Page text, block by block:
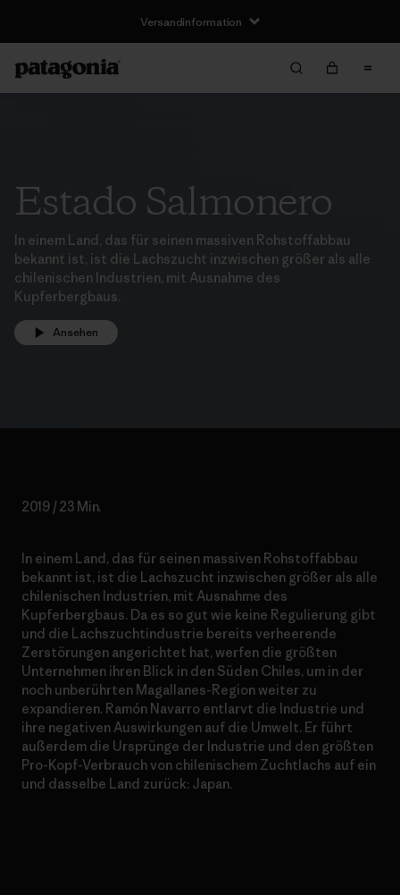
Versandinformation
Estado Salmonero
In einem Land, das für seinen massiven Rohstoffabbau
bekannt ist, ist die Lachszucht inzwischen größer als alle
chilenischen Industrien, mit Ausnahme des
Kupferbergbaus.
Ansehen
2019 / 23 Min.
In einem Land, das für seinen massiven Rohstoffabbau
bekannt ist, ist die Lachszucht inzwischen größer als alle
chilenischen Industrien, mit Ausnahme des
Kupferbergbaus. Da es so gut wie keine Regulierung gibt
und die Lachszuchtindustrie bereits verheerende
Zerstörungen angerichtet hat, werfen die größten
Unternehmen ihren Blick in den Süden Chiles, um in der
noch unberührten Magallanes-Region weiter zu
expandieren. Ramón Navarro entlarvt die Industrie und
ihre negativen Auswirkungen auf die Umwelt. Er führt
außerdem die Ursprünge der Industrie und den größten
Pro-Kopf-Verbrauch von chilenischem Zuchtlachs auf ein
und dasselbe Land zurück: Japan.